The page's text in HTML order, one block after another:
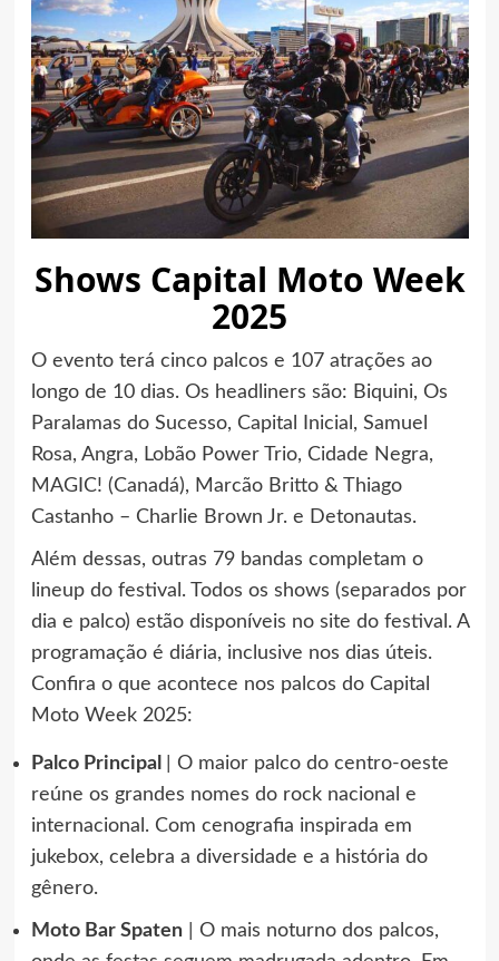
Shows Capital Moto Week
2025
O evento terá cinco palcos e 107 atrações ao
longo de 10 dias. Os headliners são: Biquini, Os
Paralamas do Sucesso, Capital Inicial, Samuel
Rosa, Angra, Lobão Power Trio, Cidade Negra,
MAGIC! (Canadá), Marcão Britto & Thiago
Castanho – Charlie Brown Jr. e Detonautas.
Além dessas, outras 79 bandas completam o
lineup do festival. Todos os shows (separados por
dia e palco) estão disponíveis no site do festival. A
programação é diária, inclusive nos dias úteis.
Confira o que acontece nos palcos do Capital
Moto Week 2025:
Palco Principal
| O maior palco do centro-oeste
reúne os grandes nomes do rock nacional e
internacional. Com cenografia inspirada em
jukebox, celebra a diversidade e a história do
gênero.
Moto Bar Spaten| O mais noturno dos palcos,